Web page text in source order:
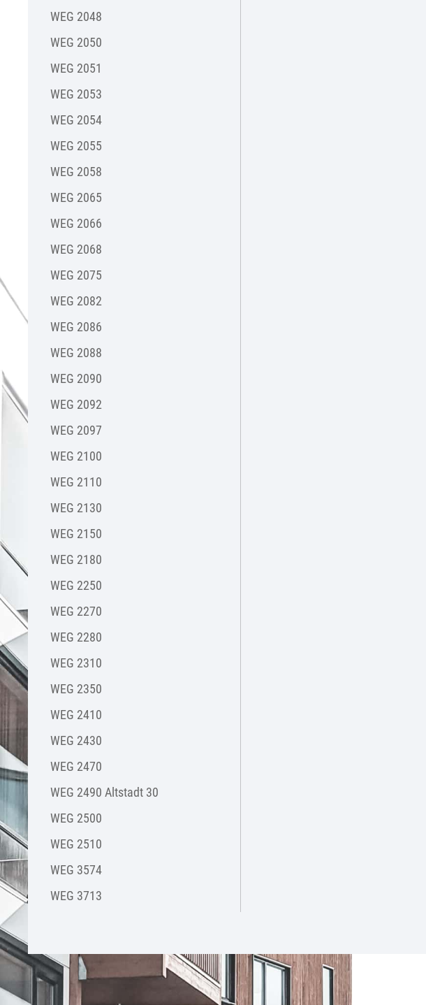
WEG 2048
WEG 2050
WEG 2051
WEG 2053
WEG 2054
WEG 2055
WEG 2058
WEG 2065
WEG 2066
WEG 2068
WEG 2075
WEG 2082
WEG 2086
WEG 2088
WEG 2090
WEG 2092
WEG 2097
WEG 2100
WEG 2110
WEG 2130
WEG 2150
WEG 2180
WEG 2250
WEG 2270
WEG 2280
WEG 2310
WEG 2350
WEG 2410
WEG 2430
WEG 2470
WEG 2490 Altstadt 30
WEG 2500
WEG 2510
WEG 3574
WEG 3713